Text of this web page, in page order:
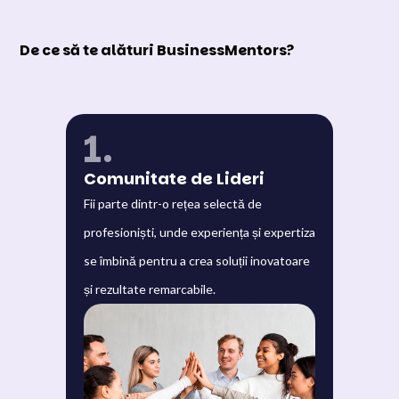
De ce să te alături BusinessMentors?
1.
Comunitate de Lideri
Fii parte dintr-o rețea selectă de
profesioniști, unde experiența și expertiza
se îmbină pentru a crea soluții inovatoare
și rezultate remarcabile.